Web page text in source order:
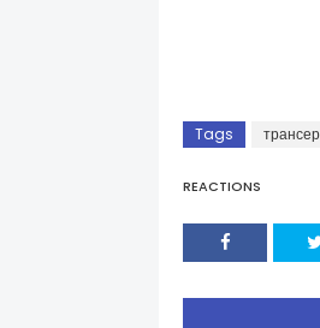
Tags
REACTIONS